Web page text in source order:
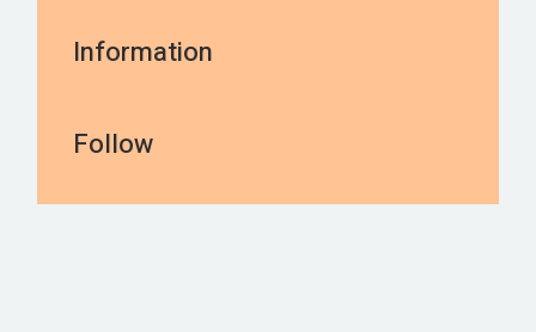
Information
Follow